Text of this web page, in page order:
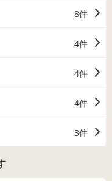
8件
4件
4件
4件
3件